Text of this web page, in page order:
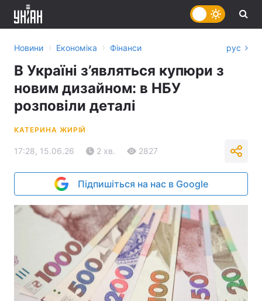
Новини › Економіка › Фінанси рус
В Україні з’являться купюри з
новим дизайном: в НБУ
розповіли деталі
КАТЕРИНА ЖИРІЙ
17:28, 15.06.26 2 хв. 2827
Підпишіться на нас в Google